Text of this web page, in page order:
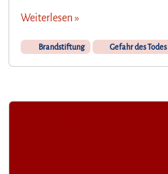
Weiterlesen »
Brandstiftung Gefahr des Todes